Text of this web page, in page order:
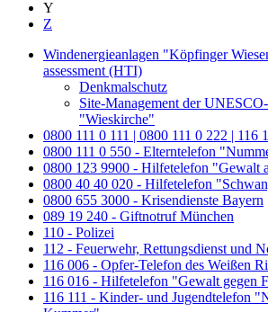
Y
Z
Windenergieanlagen "Köpfinger
assessment (HTI)
Denkmalschutz
Site-Management der
"Wieskirche"
0800 111 0 111 | 0800 111 0 222 | 116
0800 111 0 550 - Elterntelefon
0800 123 9900 - Hilfetelefon "Gewalt
0800 40 40 020 - Hilfetelefon
0800 655 3000 - Krisendienste Bayern
089 19 240 - Giftnotruf München
110 - Polizei
112 - Feuerwehr, Rettungsdienst und
116 006 - Opfer-Telefon des Weißen
116 016 - Hilfetelefon "Gewalt gegen
116 111 - Kinder- und Jugendtelefon